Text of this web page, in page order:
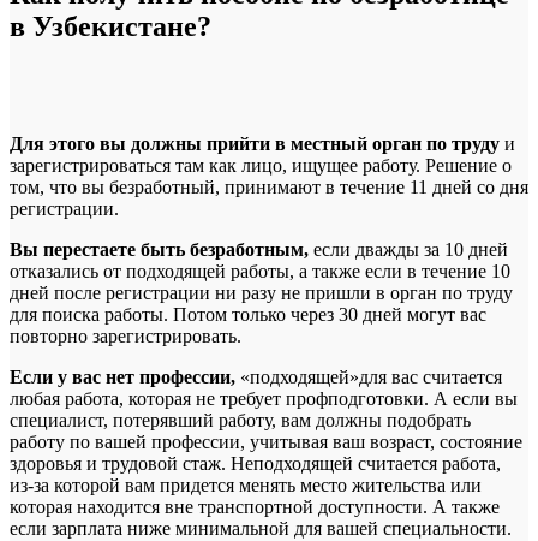
в Узбекистане?
Для этого вы должны прийти в местный орган по труду и
зарегистрироваться там как лицо, ищущее работу. Решение о
том, что вы безработный, принимают в течение 11 дней со дня
регистрации.
Вы перестаете быть безработным, если дважды за 10 дней
отказались от подходящей работы, а также если в течение 10
дней после регистрации ни разу не пришли в орган по труду
для поиска работы. Потом только через 30 дней могут вас
повторно зарегистрировать.
Если у вас нет профессии, «подходящей»для вас считается
любая работа, которая не требует профподготовки. А если вы
специалист, потерявший работу, вам должны подобрать
работу по вашей профессии, учитывая ваш возраст, состояние
здоровья и трудовой стаж. Неподходящей считается работа,
из-за которой вам придется менять место жительства или
которая находится вне транспортной доступности. А также
если зарплата ниже минимальной для вашей специальности.